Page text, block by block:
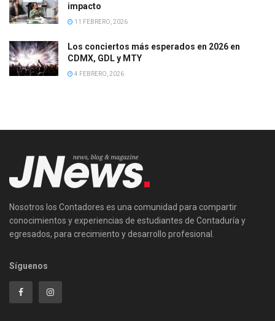
impacto
11 FEBRERO, 2026
Los conciertos más esperados en 2026 en
CDMX, GDL y MTY
4 FEBRERO, 2026
Nosotros los Contadores es una comunidad para compartir
conocimientos y experiencias de estudiantes de Contaduría y
egresados, para crecimiento y desarrollo profesional.
Síguenos